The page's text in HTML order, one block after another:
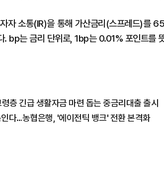
자 소통(IR)을 통해 가산금리(스프레드)를
. bp는 금리 단위로, 1bp는 0.01% 포인트를
층 긴급 생활자금 마련 돕는 중금리대출 출시
다…농협은행, '에이전틱 뱅크' 전환 본격화